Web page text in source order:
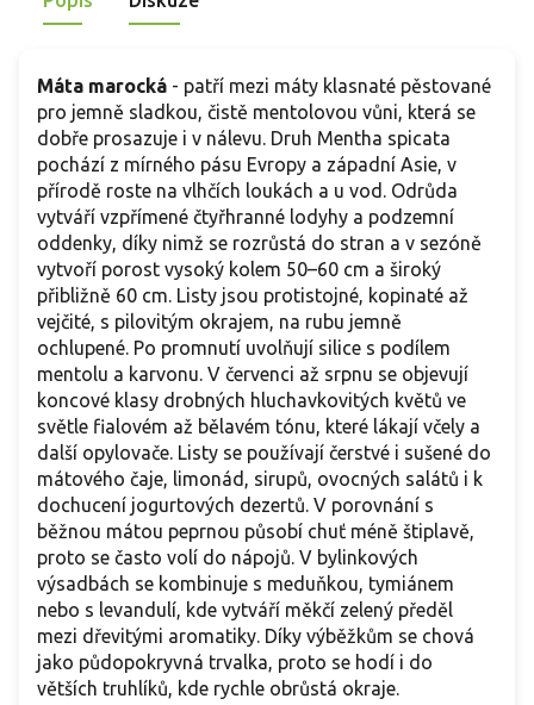
Máta marocká - patří mezi máty klasnaté pěstované
pro jemně sladkou, čistě mentolovou vůni, která se
dobře prosazuje i v nálevu. Druh Mentha spicata
pochází z mírného pásu Evropy a západní Asie, v
přírodě roste na vlhčích loukách a u vod. Odrůda
vytváří vzpřímené čtyřhranné lodyhy a podzemní
oddenky, díky nimž se rozrůstá do stran a v sezóně
vytvoří porost vysoký kolem 50–60 cm a široký
přibližně 60 cm. Listy jsou protistojné, kopinaté až
vejčité, s pilovitým okrajem, na rubu jemně
ochlupené. Po promnutí uvolňují silice s podílem
mentolu a karvonu. V červenci až srpnu se objevují
koncové klasy drobných hluchavkovitých květů ve
světle fialovém až bělavém tónu, které lákají včely a
další opylovače. Listy se používají čerstvé i sušené do
mátového čaje, limonád, sirupů, ovocných salátů i k
dochucení jogurtových dezertů. V porovnání s
běžnou mátou peprnou působí chuť méně štiplavě,
proto se často volí do nápojů. V bylinkových
výsadbách se kombinuje s meduňkou, tymiánem
nebo s levandulí, kde vytváří měkčí zelený předěl
mezi dřevitými aromatiky. Díky výběžkům se chová
jako půdopokryvná trvalka, proto se hodí i do
větších truhlíků, kde rychle obrůstá okraje.